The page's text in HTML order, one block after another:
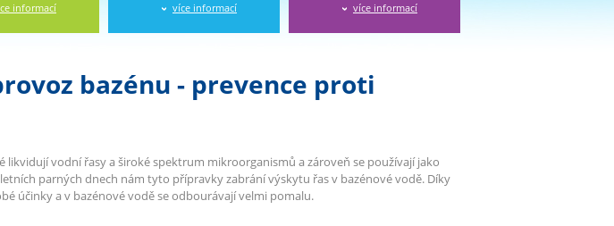
informací více informací více informací
bazénu - prevence proti
likvidují vodní řasy a široké spektrum mikroorganismů a zároveň se používají jako
parných dnech nám tyto přípravky zabrání výskytu řas v bazénové vodě. Díky
účinky a v bazénové vodě se odbourávají velmi pomalu.